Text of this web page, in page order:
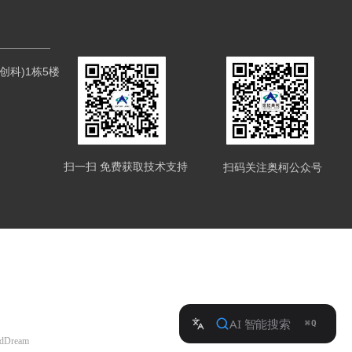
科)1栋5楼
扫一扫 免费获取技术支持 扫码关注奥柯公众号